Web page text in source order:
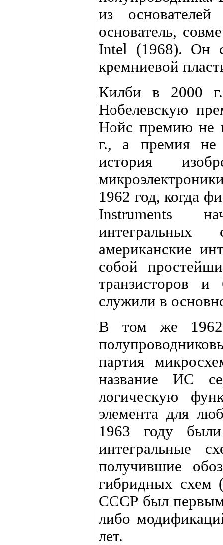
из
основатель,
Intel (1968). Он
кремниевой
Килби в 2000 г.
Нобелевскую
Нойс премию не
г., а премия не
история
1962 год, когда
Instruments
американские
собой
транзисторов
служили в
В том же 1962
партия
название ИС
логическую
элемента для
1963 году
интегральные
получившие
гибридных схем
СССР был
либо
лет.